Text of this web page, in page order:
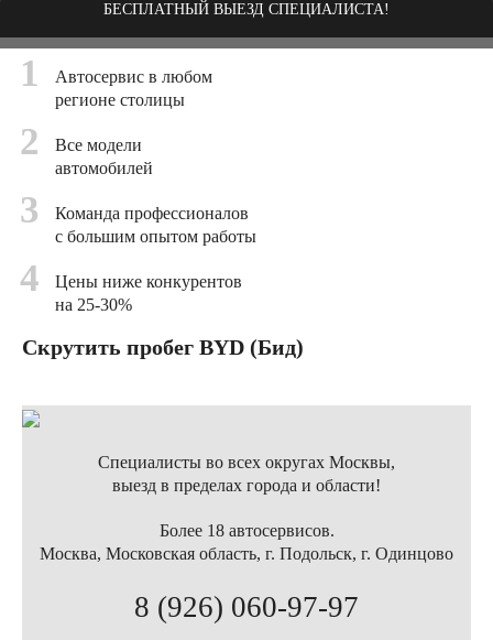
БЕСПЛАТНЫЙ ВЫЕЗД СПЕЦИАЛИСТА!
1
Автосервис в любом
регионе столицы
2
Все модели
автомобилей
3
Команда профессионалов
с большим опытом работы
4
Цены ниже конкурентов
на 25-30%
Скрутить пробег BYD (Бид)
Специалисты во всех округах Москвы,
выезд в пределах города и области!
Более 18 автосервисов.
Москва, Московская область, г. Подольск, г. Одинцово
8 (926) 060-97-97